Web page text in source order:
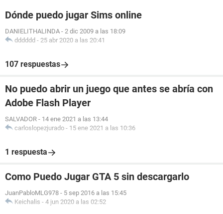
Dónde puedo jugar Sims online
DANIELITHALINDA - 2 dic 2009 a las 18:09
dddddd - 25 abr 2020 a las 20:41
107 respuestas
No puedo abrir un juego que antes se abría con
Adobe Flash Player
SALVADOR - 14 ene 2021 a las 13:44
carloslopezjurado - 15 ene 2021 a las 10:36
1 respuesta
Como Puedo Jugar GTA 5 sin descargarlo
JuanPabloMLG978 - 5 sep 2016 a las 15:45
Keichalis - 4 jun 2020 a las 02:52